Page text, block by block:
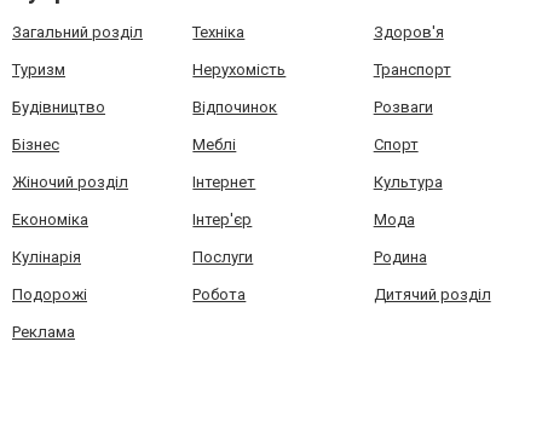
Загальний розділ Техніка Здоров'я
Туризм Нерухомість Транспорт
Будівництво Відпочинок Розваги
Бізнес Меблі Спорт
Жіночий розділ Інтернет Культура
Економіка Інтер'єр Мода
Кулінарія Послуги Родина
Подорожі Робота Дитячий розділ
Реклама